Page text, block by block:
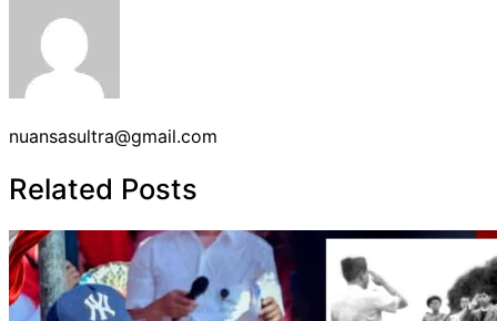
nuansasultra@gmail.com
Related Posts